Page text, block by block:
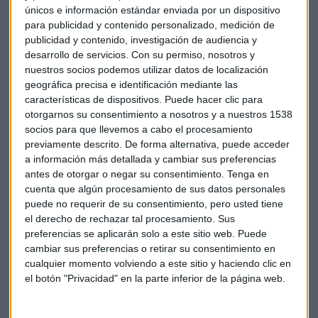
únicos e información estándar enviada por un dispositivo
para publicidad y contenido personalizado, medición de
publicidad y contenido, investigación de audiencia y
desarrollo de servicios. Con su permiso, nosotros y
nuestros socios podemos utilizar datos de localización
geográfica precisa e identificación mediante las
características de dispositivos. Puede hacer clic para
otorgarnos su consentimiento a nosotros y a nuestros 1538
socios para que llevemos a cabo el procesamiento
previamente descrito. De forma alternativa, puede acceder
a información más detallada y cambiar sus preferencias
antes de otorgar o negar su consentimiento. Tenga en
cuenta que algún procesamiento de sus datos personales
puede no requerir de su consentimiento, pero usted tiene
el derecho de rechazar tal procesamiento. Sus
preferencias se aplicarán solo a este sitio web. Puede
cambiar sus preferencias o retirar su consentimiento en
cualquier momento volviendo a este sitio y haciendo clic en
el botón "Privacidad" en la parte inferior de la página web.
habiendo déficit. "Un déficit de 12.000 millones de kilos
señala Molina. Es decir, que aun enviándoles a los chinos
todo el cerdo mundial, no da para cubrir esos 56 kg por
habitante que consumen.
"Hay empresas que se ven beneficiadas de esta situación",
apunta el analista de eToro. ¿Por qué? Puede ser por dos
motivos: porque son exportadoras de cerdo o porque optan
por productos alternativos que puedan paliar esa falta de
carne porcina.
Un ejemplo de compañía está enTyson Foods, la mayor
productora de carne en EEUU. "La carne es un producto
básico que se demanda y ahí es donde hay que intenar
buscar oportunidades, salirnos de lo de siempre", explica
Molina.